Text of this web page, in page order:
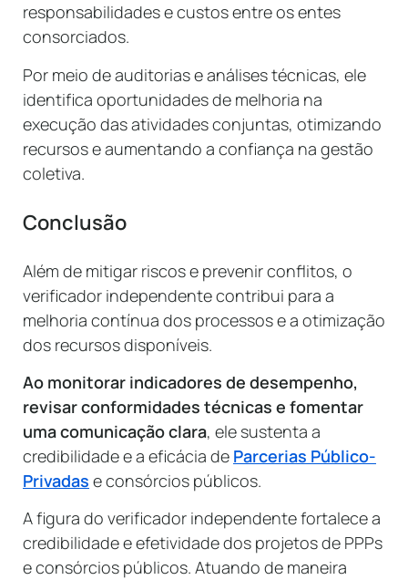
responsabilidades e custos entre os entes
consorciados.
Por meio de auditorias e análises técnicas, ele
identifica oportunidades de melhoria na
execução das atividades conjuntas, otimizando
recursos e aumentando a confiança na gestão
coletiva.
Conclusão
Além de mitigar riscos e prevenir conflitos, o
verificador independente contribui para a
melhoria contínua dos processos e a otimização
dos recursos disponíveis.
Ao monitorar indicadores de desempenho,
revisar conformidades técnicas e fomentar
uma comunicação clara, ele sustenta a
credibilidade e a eficácia de Parcerias Público-
Privadas e consórcios públicos.
A figura do verificador independente fortalece a
credibilidade e efetividade dos projetos de PPPs
e consórcios públicos. Atuando de maneira